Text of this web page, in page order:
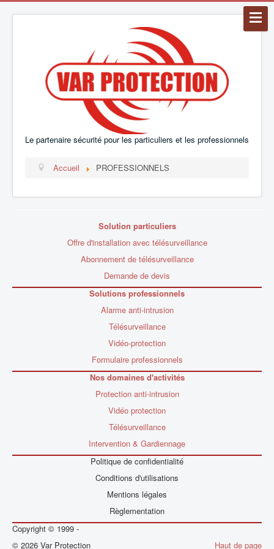
Le partenaire sécurité pour les particuliers et les professionnels
Accueil PROFESSIONNELS
Solution particuliers
Offre d'installation avec télésurveillance
Abonnement de télésurveillance
Demande de devis
Solutions professionnels
Alarme anti-intrusion
Télésurveillance
Vidéo-protection
Formulaire professionnels
Nos domaines d'activités
Protection anti-intrusion
Vidéo protection
Télésurveillance
Intervention & Gardiennage
Politique de confidentialité
Conditions d'utilisations
Mentions légales
Règlementation
Copyright © 1999 -
Haut de page
© 2026 Var Protection